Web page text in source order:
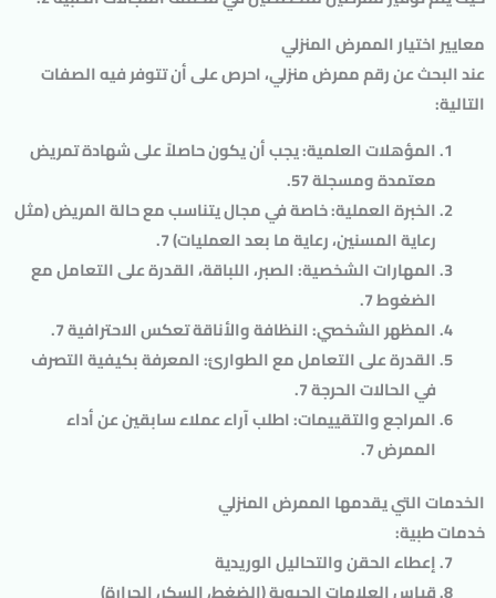
معايير اختيار الممرض المنزلي
عند البحث عن رقم ممرض منزلي، احرص على أن تتوفر فيه الصفات
التالية:
المؤهلات العلمية: يجب أن يكون حاصلاً على شهادة تمريض
معتمدة ومسجلة 57.
الخبرة العملية: خاصة في مجال يتناسب مع حالة المريض (مثل
رعاية المسنين، رعاية ما بعد العمليات) 7.
المهارات الشخصية: الصبر، اللباقة، القدرة على التعامل مع
الضغوط 7.
المظهر الشخصي: النظافة والأناقة تعكس الاحترافية 7.
القدرة على التعامل مع الطوارئ: المعرفة بكيفية التصرف
في الحالات الحرجة 7.
المراجع والتقييمات: اطلب آراء عملاء سابقين عن أداء
الممرض 7.
الخدمات التي يقدمها الممرض المنزلي
خدمات طبية:
إعطاء الحقن والتحاليل الوريدية